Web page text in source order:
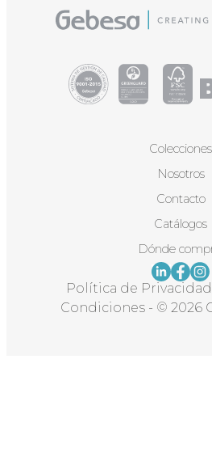
Colecciones
Nosotros
Contacto
Catálogos
Dónde
Política de Privacidad
Condiciones - © 2026